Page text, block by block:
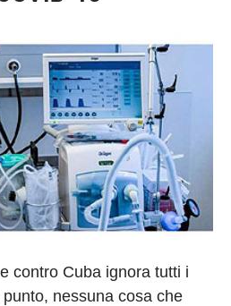
contro Cuba ignora tutti i
nessuna cosa che